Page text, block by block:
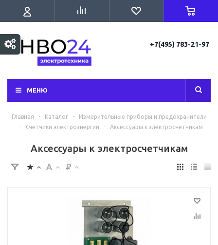
+7(495) 783-21-97
МЕНЮ
Главная - Каталог -
Измерительные приборы и предохранители
-
Счетчики электроэнергии - Аксессуары к электросчетчикам
Аксессуары к электросчетчикам